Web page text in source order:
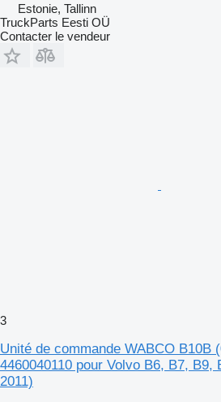
Estonie, Tallinn
TruckParts Eesti OÜ
Contacter le vendeur
3
Unité de commande WABCO B10B
4460040110 pour Volvo B6, B7, B9,
2011)